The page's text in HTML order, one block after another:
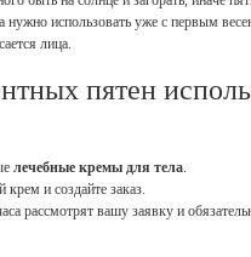
нужно использовать уже с первым
лица.
пятен
лечебные кремы для тела.
и создайте заказ.
рассмотрят вашу заявку и